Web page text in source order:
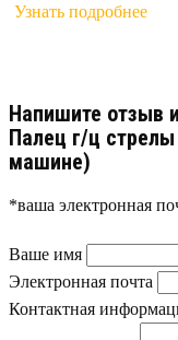
Узнать подробнее
Напишите отзыв
Палец г/ц
машине)
*ваша электронная
Ваше имя
Электронная почта
Контактная